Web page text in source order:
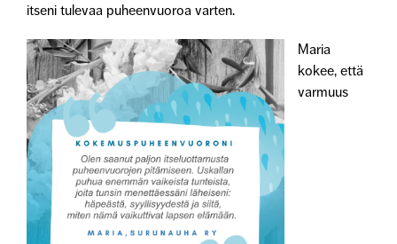
itseni tulevaa puheenvuoroa varten.
Maria
kokee, että
varmuus